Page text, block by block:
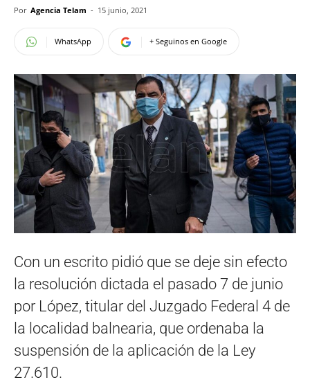
Por Agencia Telam - 15 junio, 2021
WhatsApp + Seguinos en Google
Con un escrito pidió que se deje sin efecto
la resolución dictada el pasado 7 de junio
por López, titular del Juzgado Federal 4 de
la localidad balnearia, que ordenaba la
suspensión de la aplicación de la Ley
27.610.